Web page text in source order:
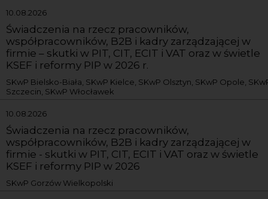
10.08.2026
Świadczenia na rzecz pracowników,
współpracowników, B2B i kadry zarządzającej w
firmie – skutki w PIT, CIT, ECIT i VAT oraz w świetle
KSEF i reformy PIP w 2026 r.
SKwP Bielsko-Biała, SKwP Kielce, SKwP Olsztyn, SKwP Opole,
Szczecin, SKwP Włocławek
10.08.2026
Świadczenia na rzecz pracowników,
współpracowników, B2B i kadry zarządzającej w
firmie - skutki w PIT, CIT, ECIT i VAT oraz w świetle
KSEF i reformy PIP w 2026
SKwP Gorzów Wielkopolski